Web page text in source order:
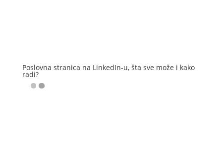
Poslovna stranica na LinkedIn-u, šta sve može i kako
radi?